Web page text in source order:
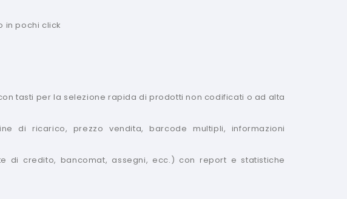
in pochi click
tasti per la selezione rapida di prodotti non codificati o ad alta
di ricarico, prezzo vendita, barcode multipli, informazioni
di credito, bancomat, assegni, ecc.) con report e statistiche